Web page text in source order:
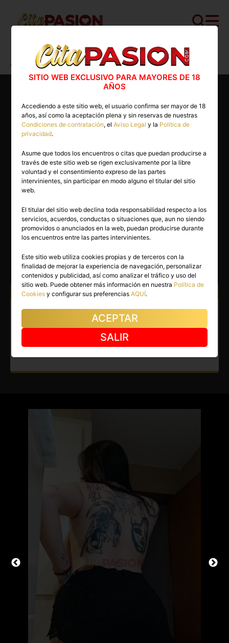
Cita PASION.COM>Escorts>Castellón >
Castellón capital>Camila
30 años
CAMILA
Castellón capital(Castellón)
(3)
Atiendo a: Hombres Mujeres Parejas
Escort en Castellón capital.
Sorpréndeme con tu elegancia
y simpatía.
SITIO WEB EXCLUSIVO PARA MAYORES DE 18
AÑOS
Accediendo a este sitio web, el usuario confirma ser mayor de 18
años, así como la aceptación plena y sin reservas de nuestras
Condiciones de contratación, elAviso Legal y la Política de
privacidad.
Asume que todos los encuentros o citas que puedan producirse a
través de este sitio web se rigen exclusivamente por la libre
voluntad y el consentimiento expreso de las partes
intervinientes, sin participar en modo alguno el titular del sitio
web.
El titular del sitio web declina toda responsabilidad respecto a los
servicios, acuerdos, conductas o situaciones que, aun no siendo
promovidos o anunciados en la web, puedan producirse durante
los encuentros entre las partes intervinientes.
Este sitio web utiliza cookies propias y de terceros con la
finalidad de mejorar la experiencia de navegación, personalizar
contenidos y publicidad, así como analizar el tráfico y uso del
sitio web. Puede obtener más información en nuestra Política de
Cookies y configurar sus preferenciasAQUÍ.
ACEPTAR
SALIR